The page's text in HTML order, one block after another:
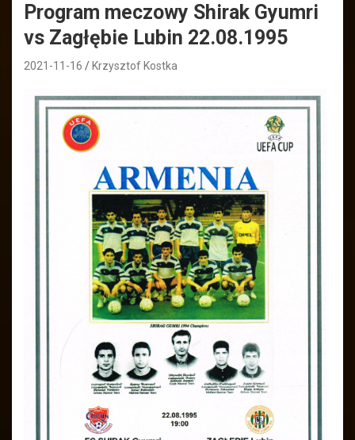
Program meczowy Shirak Gyumri
vs Zagłębie Lubin 22.08.1995
2021-11-16 Krzysztof Kostka